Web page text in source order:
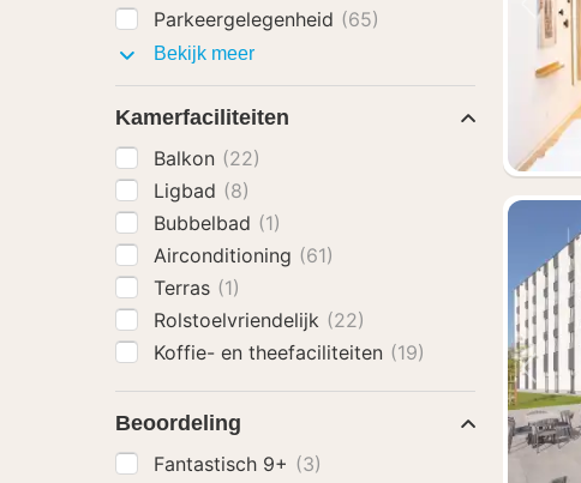
Parkeergelegenheid (65)
Bekijk meerFaciliteiten
Kamerfaciliteiten
Balkon (22)
Ligbad (8)
Bubbelbad (1)
Airconditioning (61)
Terras (1)
Rolstoelvriendelijk (22)
Koffie- en theefaciliteiten (19)
Beoordeling
Fantastisch 9+ (3)